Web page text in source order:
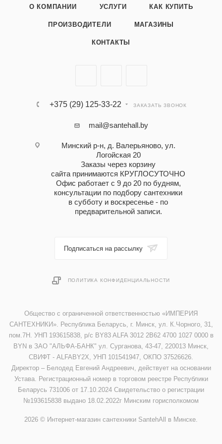
О КОМПАНИИ УСЛУГИ КАК КУПИТЬ
ПРОИЗВОДИТЕЛИ МАГАЗИНЫ
КОНТАКТЫ
+375 (29) 125-33-22 ЗАКАЗАТЬ ЗВОНОК
mail@santehall.by
Минский р-н, д. Валерьяново, ул.
Логойская 20
Заказы через корзину
сайта принимаются КРУГЛОСУТОЧНО
Офис работает с 9 до 20 по будням,
консультации по подбору сантехники
в субботу и воскресенье - по
предварительной записи.
Подписаться на рассылку
ПОЛИТИКА КОНФИДЕНЦИАЛЬНОСТИ
Общество с ограниченной ответственностью «ИМПЕРИЯ
САНТЕХНИКИ». Республика Беларусь, г. Минск, ул. К.Чорного, 31,
пом.7Н. УНП 193615838, р/с BY83 ALFA 3012 2B62 4700 1027 0000 в
BYN в ЗАО "АЛЬФА-БАНК" ул. Сурганова, 43-47, 220013 Минск,
СВИФТ - ALFABY2X, УНП 101541947, ОКПО 37526626.
Директор – Белодед Евгений Андреевич, действует на основании
Устава. Регистрационный номер в торговом реестре Республики
Беларусь 731006 от 17.10.2024 Свидетельство о регистрации
№193615838 выдано 18.02.2022г Минским горисполкомом
2026 © Интернет-магазин сантехники SantehAll в Минске.